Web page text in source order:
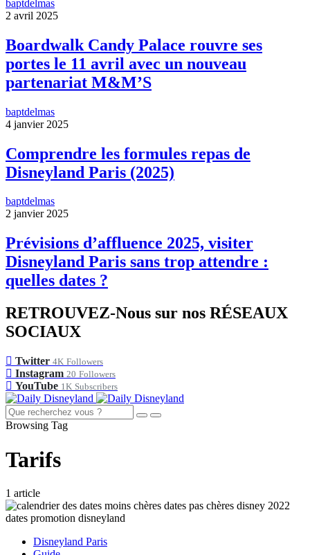
baptdelmas
2 avril 2025
Boardwalk Candy Palace rouvre ses
portes le 11 avril avec un nouveau
partenariat M&M’S
baptdelmas
4 janvier 2025
Comprendre les formules repas de
Disneyland Paris (2025)
baptdelmas
2 janvier 2025
Prévisions d’affluence 2025, visiter
Disneyland Paris sans trop attendre :
quelles dates ?
RETROUVEZ-Nous sur nos RÉSEAUX
SOCIAUX
Twitter 4K Followers
Instagram 20 Followers
YouTube 1K Subscribers
Browsing Tag
Tarifs
1 article
Disneyland Paris